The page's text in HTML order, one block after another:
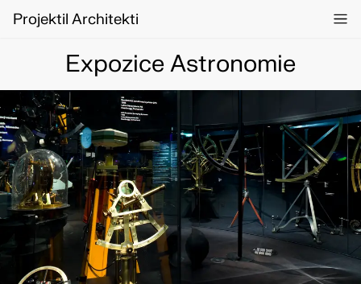
Projektil Architekti
Expozice Astronomie